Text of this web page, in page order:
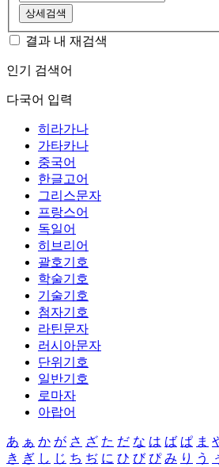
상세검색
결과 내 재검색
인기 검색어
다국어 입력
히라가나
가타카나
중국어
한글고어
그리스문자
프랑스어
독일어
히브리어
괄호기호
학술기호
기술기호
첨자기호
라틴문자
러시아문자
단위기호
일반기호
로마자
아랍어
あ ぁ か が さ ざ た だ な は ば ぱ ま
き ぎ し じ ち ぢ に ひ び ぴ み り う